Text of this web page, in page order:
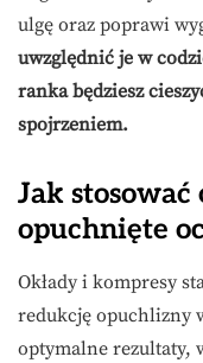
ulgę oraz poprawi
uwzględnić je w
ranka będziesz
spojrzeniem.
Jak stosować
opuchnięte
Okłady i kompresy
redukcję opuchlizny
optymalne rezultaty,